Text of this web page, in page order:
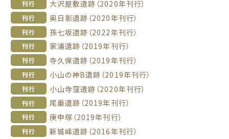
刊行 大沢屋敷遺跡（2020年刊行）
刊行 奥日影遺跡（2020年刊行）
刊行 孫七坂遺跡（2022年刊行）
刊行 家浦遺跡（2019年刊行）
刊行 寺久保遺跡（2019年刊行）
刊行 小山の神B遺跡（2019年刊行）
刊行 小山寺窪遺跡（2020年刊行）
刊行 尾垂遺跡（2019年刊行）
刊行 庚申塚（2019年刊行）
刊行 新城峰遺跡（2016年刊行）